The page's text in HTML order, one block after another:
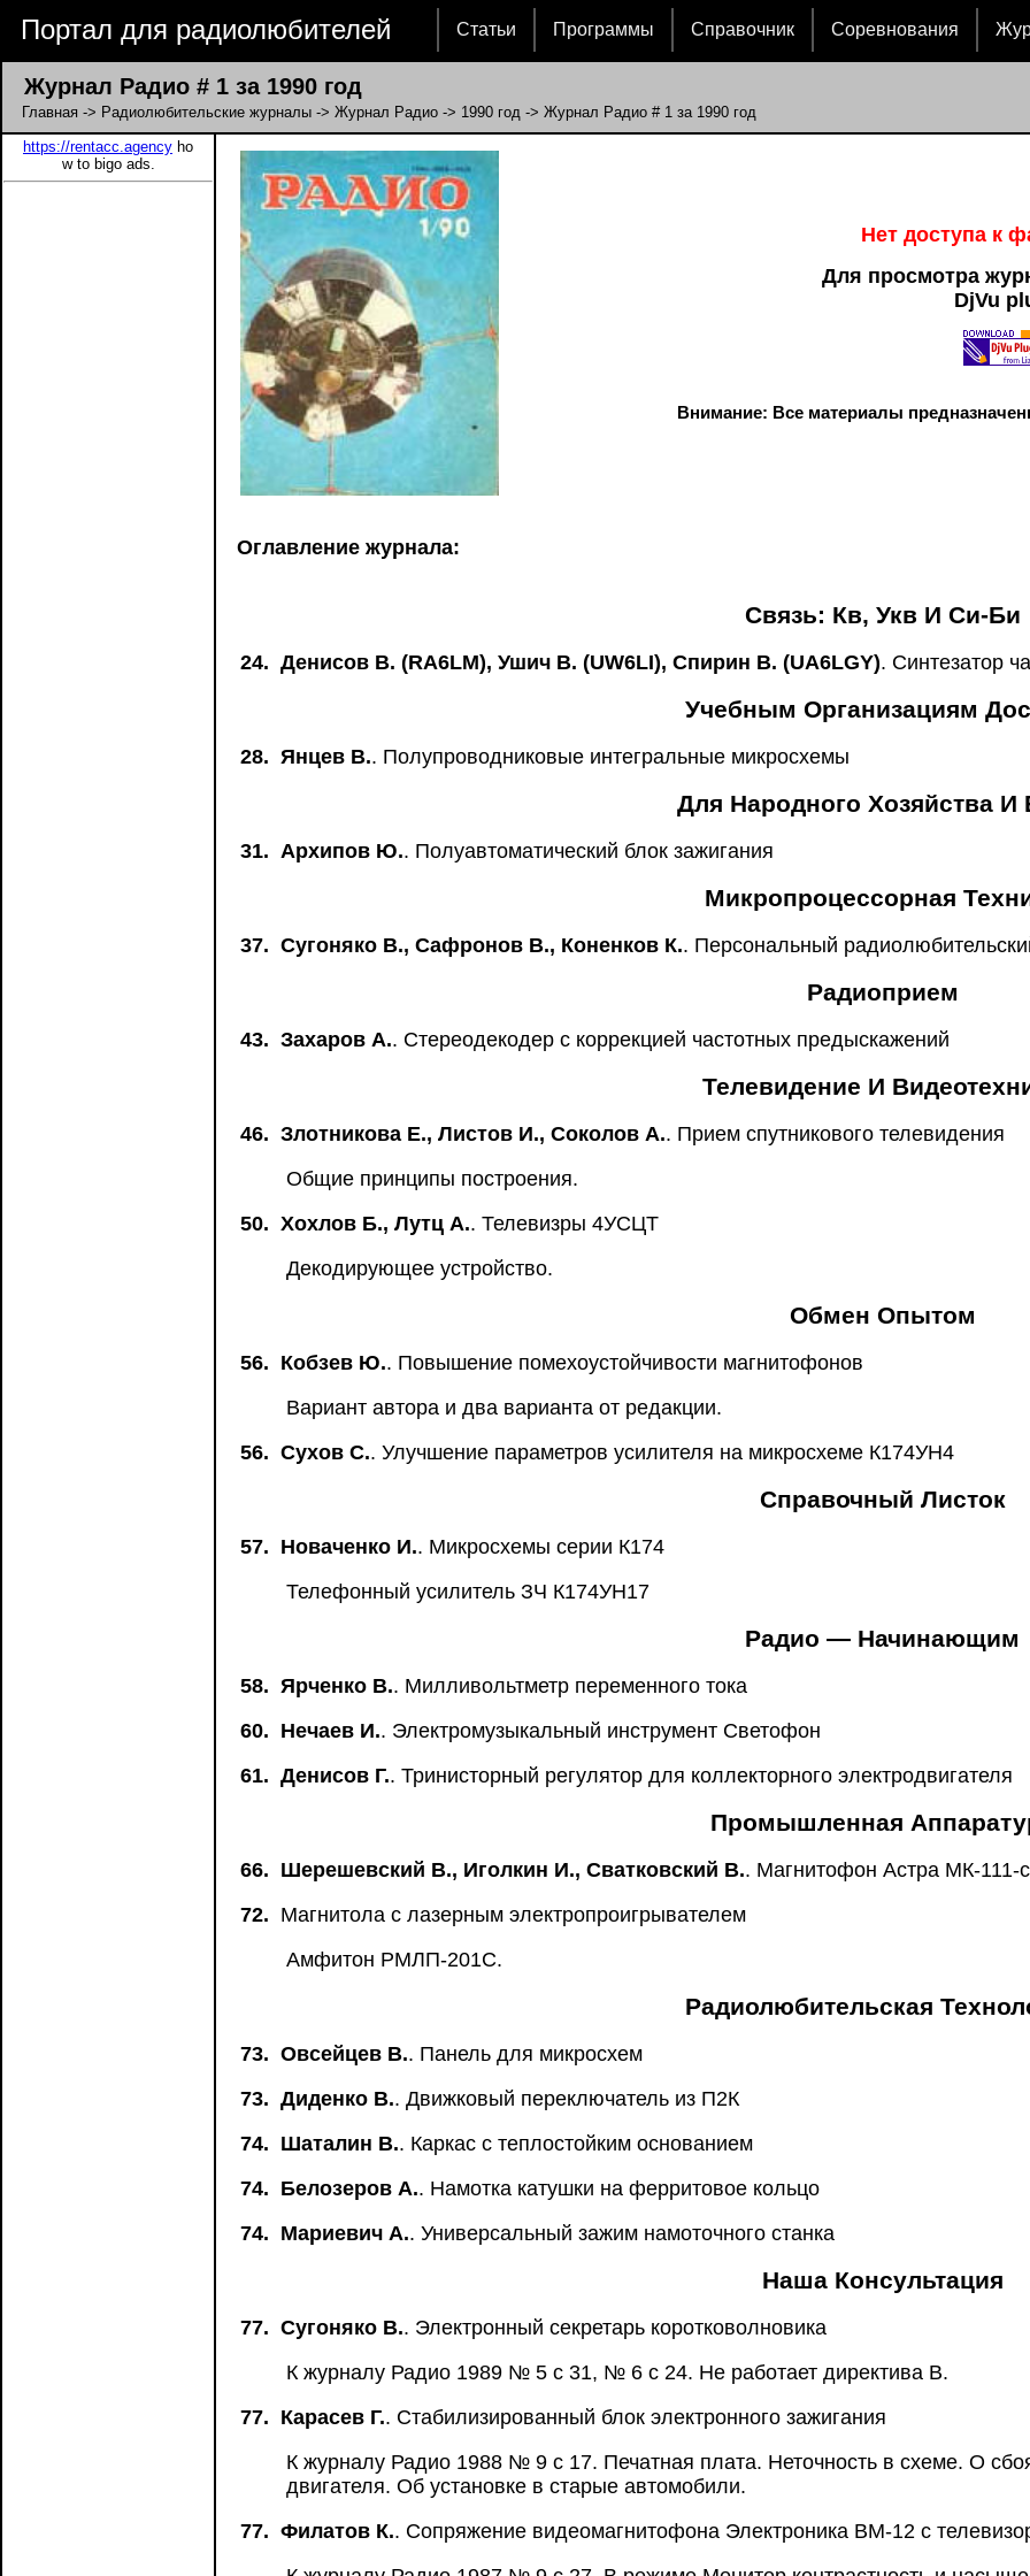
Портал для радиолюбителей Статьи Программы Справочник Соревнования
Журнал Радио # 1 за 1990 год
Главная -> Радиолюбительские журналы -> Журнал Радио -> 1990 год -> Журнал Радио # 1 за 1990 год
https://rentacc.agency ho
w to bigo ads.
Нет доступа к
Для просмотра
DjVu
Внимание: Все материалы
Оглавление журнала:
Связь: Кв, Укв И Си-Би
24. Денисов В. (RA6LM), Ушич В. (UW6LI), Спирин В. (UA6LGY). Синтезатор
Учебным Организациям
28. Янцев В.. Полупроводниковые интегральные микросхемы
Для Народного Хозяйства И
31. Архипов Ю.. Полуавтоматический блок зажигания
Микропроцессорная
37. Сугоняко В., Сафронов В., Коненков К.. Персональный
Радиоприем
43. Захаров А.. Стереодекодер с коррекцией частотных предыскажений
Телевидение И
46. Злотникова Е., Листов И., Соколов А.. Прием спутникового телевидения
Общие принципы построения.
50. Хохлов Б., Лутц А.. Телевизры 4УСЦТ
Декодирующее устройство.
Обмен Опытом
56. Кобзев Ю.. Повышение помехоустойчивости магнитофонов
Вариант автора и два варианта от редакции.
56. Сухов С.. Улучшение параметров усилителя на микросхеме К174УН4
Справочный Листок
57. Новаченко И.. Микросхемы серии К174
Телефонный усилитель ЗЧ К174УН17
Радио — Начинающим
58. Ярченко В.. Милливольтметр переменного тока
60. Нечаев И.. Электромузыкальный инструмент Светофон
61. Денисов Г.. Тринисторный регулятор для коллекторного электродвигателя
Промышленная
66. Шерешевский В., Иголкин И., Сватковский В.. Магнитофон Астра МК-111-
72. Магнитола с лазерным электропроигрывателем
Амфитон РМЛП-201С.
Радиолюбительская
73. Овсейцев В.. Панель для микросхем
73. Диденко В.. Движковый переключатель из П2К
74. Шаталин В.. Каркас с теплостойким основанием
74. Белозеров А.. Намотка катушки на ферритовое кольцо
74. Мариевич А.. Универсальный зажим намоточного станка
Наша Консультация
77. Сугоняко В.. Электронный секретарь коротковолновика
К журналу Радио 1989 № 5 с 31, № 6 с 24. Не работает директива В.
77. Карасев Г.. Стабилизированный блок электронного зажигания
К журналу Радио 1988 № 9 с 17. Печатная плата. Неточность в схеме. О
двигателя. Об установке в старые автомобили.
77. Филатов К.. Сопряжение видеомагнитофона Электроника ВМ-12 с